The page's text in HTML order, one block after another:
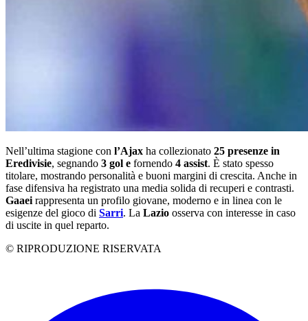
Nell’ultima stagione con l’Ajax ha collezionato 25 presenze in
Eredivisie, segnando 3 gol e fornendo 4 assist. È stato spesso
titolare, mostrando personalità e buoni margini di crescita. Anche in
fase difensiva ha registrato una media solida di recuperi e contrasti.
Gaaei rappresenta un profilo giovane, moderno e in linea con le
esigenze del gioco di Sarri. La Lazio osserva con interesse in caso
di uscite in quel reparto.
© RIPRODUZIONE RISERVATA